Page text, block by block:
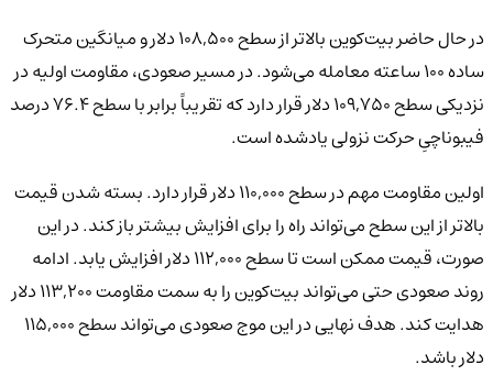
در حال حاضر بیت‌کوین بالاتر از سطح ۱۰۸,۵۰۰ دلار و میانگین متحرک
ساده ۱۰۰ ساعته معامله می‌شود. در مسیر صعودی، مقاومت اولیه در
نزدیکی سطح ۱۰۹,۷۵۰ دلار قرار دارد که تقریباً برابر با سطح ۷۶.۴ درصد
فیبوناچیِ حرکت نزولی یادشده است.
اولین مقاومت مهم در سطح ۱۱۰,۰۰۰ دلار قرار دارد. بسته شدن قیمت
بالاتر از این سطح می‌تواند راه را برای افزایش بیشتر باز کند. در این
صورت، قیمت ممکن است تا سطح ۱۱۲,۰۰۰ دلار افزایش یابد. ادامه
روند صعودی حتی می‌تواند بیت‌کوین را به سمت مقاومت ۱۱۳,۲۰۰ دلار
هدایت کند. هدف نهایی در این موج صعودی می‌تواند سطح ۱۱۵,۰۰۰
دلار باشد.